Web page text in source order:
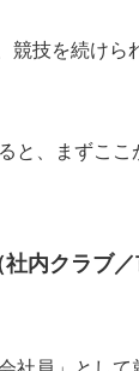
競技を続けら
と、まずここ
内クラブ